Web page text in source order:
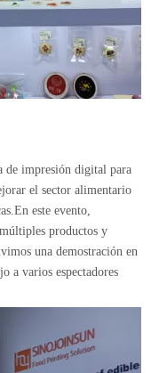
de impresión digital para
el sector alimentario
este evento,
productos y
una demostración en
a varios espectadores